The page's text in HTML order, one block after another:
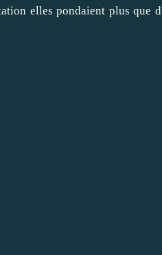
elles pondaient plus que